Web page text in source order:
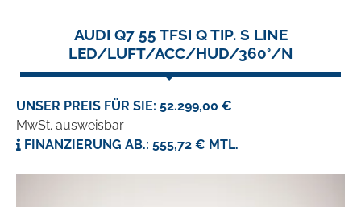
AUDI Q7 55 TFSI Q TIP. S LINE
LED/LUFT/ACC/HUD/360°/N
UNSER PREIS FÜR SIE: 52.299,00 €
MwSt. ausweisbar
FINANZIERUNG AB.: 555,72 € MTL.